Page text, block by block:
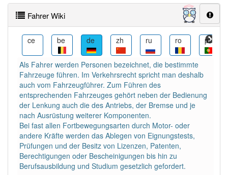
×
Wörter, die mit "-rer" enden, haben fast immer
Artikel:der.
DER:683
DIE:0
DAS:1Ausnahmen Beispiele
PowerIndex:2 431
Häufigkeit: 6 von 10
Fahrer Wiki
ce be de zh ru ro pt
Als Fahrer werden Personen bezeichnet, die bestimmte
Fahrzeuge führen. Im Verkehrsrecht spricht man deshalb
auch vom Fahrzeugführer. Zum Führen des
entsprechenden Fahrzeuges gehört neben der Bedienung
der Lenkung auch die des Antriebs, der Bremse und je
nach Ausrüstung weiterer Komponenten.
Bei fast allen Fortbewegungsarten durch Motor- oder
andere Kräfte werden das Ablegen von Eignungstests,
Prüfungen und der Besitz von Lizenzen, Patenten,
Berechtigungen oder Bescheinigungen bis hin zu
Berufsausbildung und Studium gesetzlich gefordert.